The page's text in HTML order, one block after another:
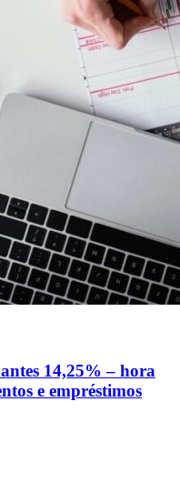
14,25% – hora
e empréstimos